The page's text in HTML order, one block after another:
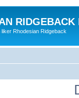
RIDGEBACK
Rhodesian Ridgeback